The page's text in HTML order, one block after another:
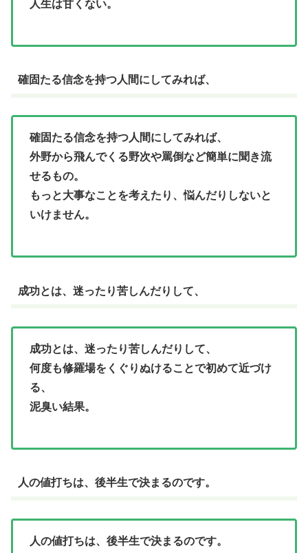
人生は甘くない。
確固たる信念を持つ人間にしてみれば、
確固たる信念を持つ人間にしてみれば、
外野から飛んでくる野次や罵倒など簡単に聞き流
せるもの。
もっと大事なことを考えたり、悩んだりしないと
いけません。
成功とは、迷ったり苦しんだりして、
成功とは、迷ったり苦しんだりして、
何度も修羅場をくぐりぬけることで初めて近づけ
る、
泥臭い結果。
人の値打ちは、後半生で決まるのです。
人の値打ちは、後半生で決まるのです。